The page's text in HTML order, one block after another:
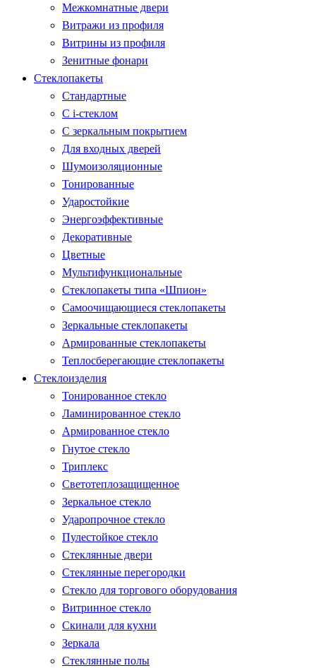
Межкомнатные двери
Витражи из профиля
Витрины из профиля
Зенитные фонари
Стеклопакеты
Стандартные
С i-стеклом
С зеркальным покрытием
Для входных дверей
Шумоизоляционные
Тонированные
Ударостойкие
Энергоэффективные
Декоративные
Цветные
Мультифункциональные
Стеклопакеты типа «Шпион»
Самоочищающиеся стеклопакеты
Зеркальные стеклопакеты
Армированные стеклопакеты
Теплосберегающие стеклопакеты
Стеклоизделия
Тонированное стекло
Ламинированное стекло
Армированное стекло
Гнутое стекло
Триплекс
Светотеплозащищенное
Зеркальное стекло
Ударопрочное стекло
Пулестойкое стекло
Стеклянные двери
Стеклянные перегородки
Стекло для торгового оборудования
Витринное стекло
Скинали для кухни
Зеркала
Стеклянные полы